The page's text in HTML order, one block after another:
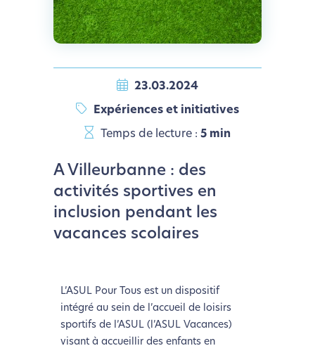
23.03.2024
Expériences et initiatives
Temps de lecture : 5 min
A Villeurbanne : des
activités sportives en
inclusion pendant les
vacances scolaires
L’ASUL Pour Tous est un dispositif
intégré au sein de l’accueil de loisirs
sportifs de l’ASUL (l’ASUL Vacances)
visant à accueillir des enfants en